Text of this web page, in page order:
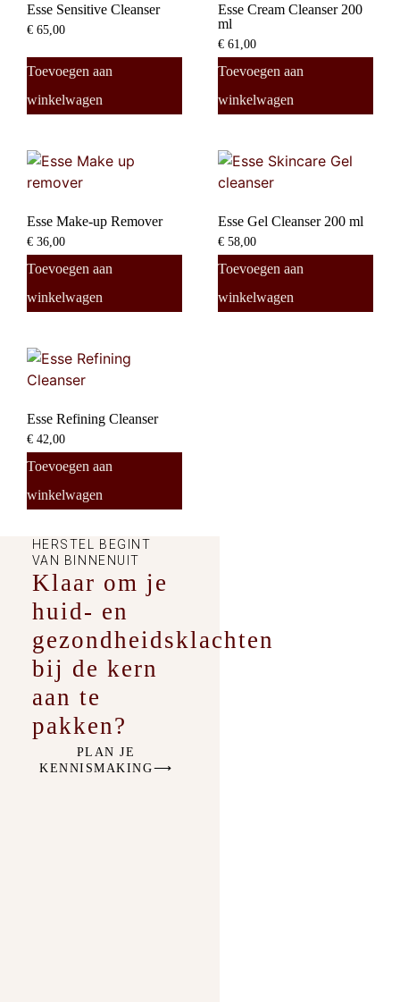
Esse Sensitive Cleanser
€ 65,00
Toevoegen aan
winkelwagen
Esse Cream Cleanser 200
ml
€ 61,00
Toevoegen aan
winkelwagen
Esse Make-up Remover
€ 36,00
Toevoegen aan
winkelwagen
Esse Gel Cleanser 200 ml
€ 58,00
Toevoegen aan
winkelwagen
Esse Refining Cleanser
€ 42,00
Toevoegen aan
winkelwagen
HERSTEL BEGINT
VAN BINNENUIT
Klaar om je
huid- en
gezondheidsklachten
bij de kern
aan te
pakken?
PLAN JE
KENNISMAKING⟶